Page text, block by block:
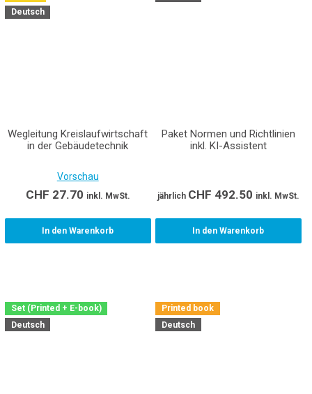
Deutsch
Wegleitung Kreislaufwirtschaft
in der Gebäudetechnik
Vorschau
CHF 27.70 inkl. MwSt.
In den Warenkorb
Paket Normen und Richtlinien
inkl. KI-Assistent
jährlich CHF 492.50 inkl. MwSt.
In den Warenkorb
Set (Printed + E-book)
Deutsch
Printed book
Deutsch